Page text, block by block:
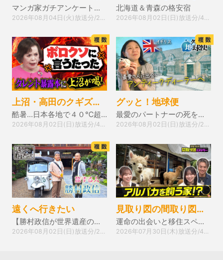
マンガ家ガチアンケート『浦安鉄筋家族』浜岡先生前編 北海道＆青森の格安宿
上沼・高田のクギズケ！
酷暑…日本各地で４０℃超え▽加賀まりこが緊急搬送
2026年08月02日(日)放送分/43分
グッと！地球便
最愛のパートナーの死を乗り越え英国アンティークに生きる娘
2026年08月02日(日)放送分/24分
遠くへ行きたい
【勝村政信が世界遺産の奈良へ】石舞台古墳＆神秘の鍾乳洞
2026年08月02日(日)放送分/24分
見取り図の間取り図ミステリー
運命の出会いと移住スペシャル
2026年07月30日(木)放送分/45分